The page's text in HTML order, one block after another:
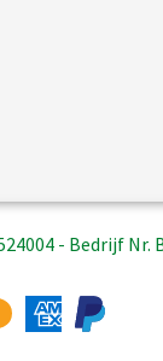
- Bedrijf Nr.